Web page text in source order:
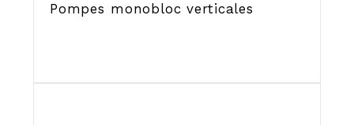
Pompes monobloc verticales